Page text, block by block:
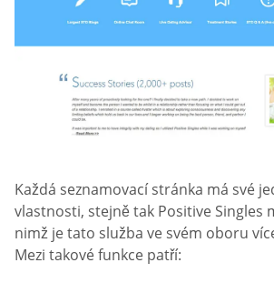
Každá seznamovací stránka má své
vlastnosti, stejně tak Positive Singles
nimž je tato služba ve svém oboru
Mezi takové funkce patří: